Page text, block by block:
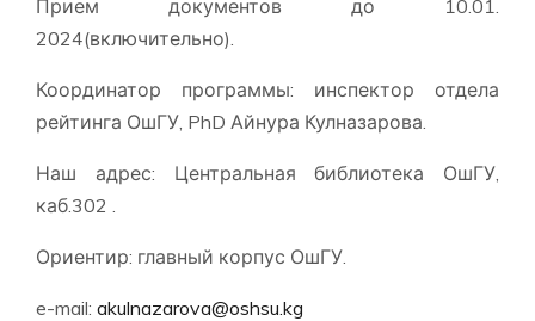
Прием документов до 10.01.
2024(включительно).
Координатор программы: инспектор отдела
рейтинга ОшГУ, PhD Айнура Кулназарова.
Наш адрес: Центральная библиотека ОшГУ,
каб.302 .
Ориентир: главный корпус ОшГУ.
e-mail: akulnazarova@oshsu.kg